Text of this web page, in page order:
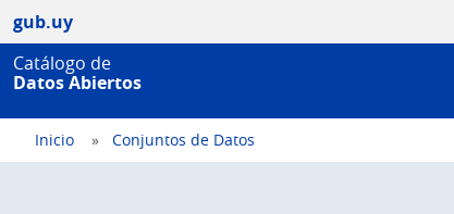
gub.uy
Catálogo de
Datos Abiertos
Inicio Conjuntos de Datos